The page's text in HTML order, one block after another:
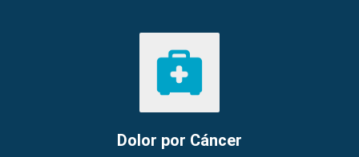
Dolor por Cáncer